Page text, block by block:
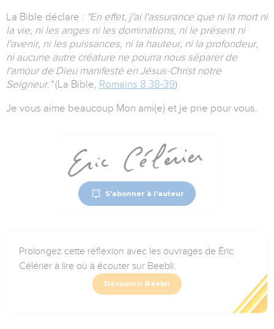
La Bible déclare : "En effet, j'ai l'assurance que ni la mort ni
la vie, ni les anges ni les dominations, ni le présent ni
l'avenir, ni les puissances, ni la hauteur, ni la profondeur,
ni aucune autre créature ne pourra nous séparer de
l'amour de Dieu manifesté en Jésus-Christ notre
Seigneur."(La Bible, Romains 8.38-39)
Je vous aime beaucoup Mon ami(e) et je prie pour vous.
S'abonner à l'auteur
Prolongez cette réflexion avec les ouvrages de Éric
Célérier à lire où à écouter sur Beebli.
Découvrir Beebli